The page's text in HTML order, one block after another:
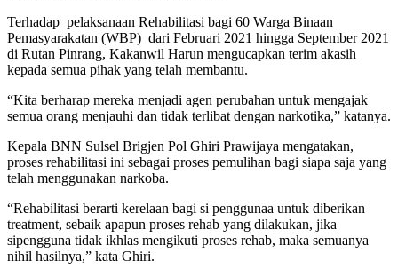
Terhadap pelaksanaan Rehabilitasi bagi 60 Warga Binaan
Pemasyarakatan (WBP) dari Februari 2021 hingga September 2021
di Rutan Pinrang, Kakanwil Harun mengucapkan terim akasih
kepada semua pihak yang telah membantu.
“Kita berharap mereka menjadi agen perubahan untuk mengajak
semua orang menjauhi dan tidak terlibat dengan narkotika,” katanya.
Kepala BNN Sulsel Brigjen Pol Ghiri Prawijaya mengatakan,
proses rehabilitasi ini sebagai proses pemulihan bagi siapa saja yang
telah menggunakan narkoba.
“Rehabilitasi berarti kerelaan bagi si penggunaa untuk diberikan
treatment, sebaik apapun proses rehab yang dilakukan, jika
sipengguna tidak ikhlas mengikuti proses rehab, maka semuanya
nihil hasilnya,” kata Ghiri.